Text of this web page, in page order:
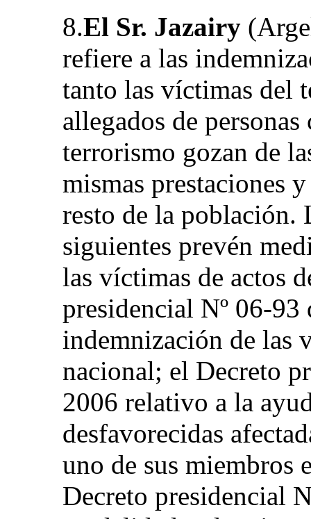
8.El Sr. Jazairy
refiere a las
tanto las víctimas del
allegados de
terrorismo gozan de
mismas prestaciones
resto de la población.
siguientes prevén
las víctimas de actos
presidencial Nº 06-93
indemnización de las
nacional; el Decreto
2006 relativo a la
desfavorecidas
uno de sus miembros
Decreto presidencial